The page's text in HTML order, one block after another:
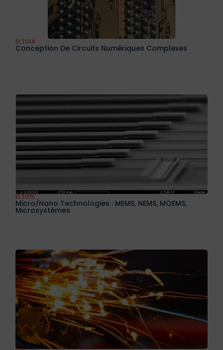
ELT014
Conception De Circuits Numériques Complexes
ELT015
Micro/nano Technologies : MEMS, NEMS, MOEMS,
Microsystèmes